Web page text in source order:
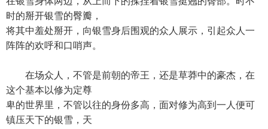
时的掰开银雪的臀瓣，
将其中羞处掰开，向银雪身后围观的众人展示，引起众人一
阵阵的欢呼和口哨声。
在场众人，不管是前朝的帝王，还是草莽中的豪杰，在
这个基本以修为定尊
卑的世界里，不管以往的身份多高，面对修为高到一人便可
镇压天下的银雪，天